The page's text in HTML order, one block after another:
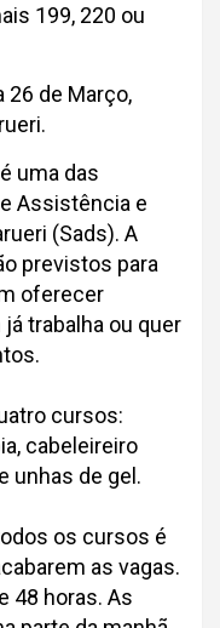
199, 220 ou
26 de Março,
uma das
Assistência e
(Sads). A
previstos para
oferecer
trabalha ou quer
cursos:
cabeleireiro
unhas de gel.
os cursos é
as vagas.
48 horas. As